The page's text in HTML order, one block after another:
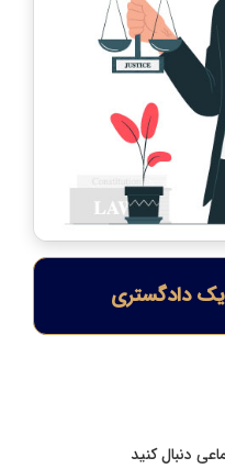
یک دادگستری
دنبال کنید